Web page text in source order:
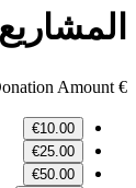
€
Amount:
€10.00
€25.00
€50.00